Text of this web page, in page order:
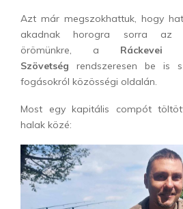
Azt már megszokhattuk, hogy
akadnak horogra sorra az
örömünkre, a Ráckevei
Szövetség rendszeresen be is
fogásokról közösségi oldalán.
Most egy kapitális compót
halak közé: